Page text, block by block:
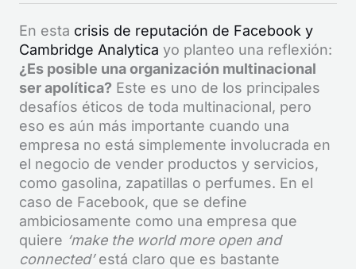
En esta crisis de reputación de Facebook y
Cambridge Analytica yo planteo una reflexión:
¿Es posible una organización multinacional
ser apolítica? Este es uno de los principales
desafíos éticos de toda multinacional, pero
eso es aún más importante cuando una
empresa no está simplemente involucrada en
el negocio de vender productos y servicios,
como gasolina, zapatillas o perfumes. En el
caso de Facebook, que se define
ambiciosamente como una empresa que
quiere ‘make the world more open and
connected’está claro que es bastante